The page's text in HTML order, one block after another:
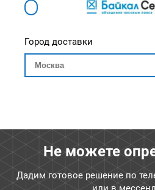
Город доставки
Не можете
Дадим готовое решение по